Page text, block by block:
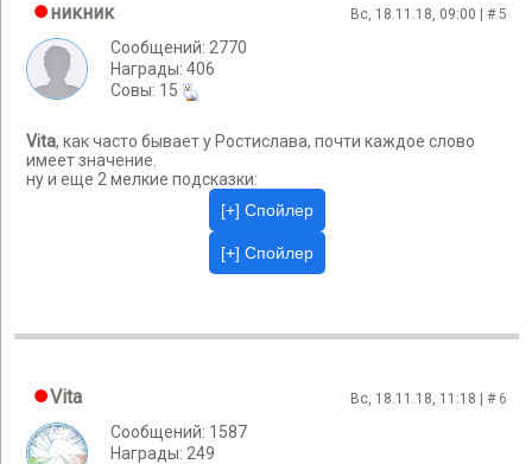
никник Вс, 18.11.18, 09:00 | #5
Сообщений: 2770
Награды: 406
Cовы: 15
Vita, как часто бывает у Ростислава, почти каждое слово
имеет значение.
ну и еще 2 мелкие подсказки:
Vita Вс, 18.11.18, 11:18 | # 6
Сообщений: 1587
Награды: 249